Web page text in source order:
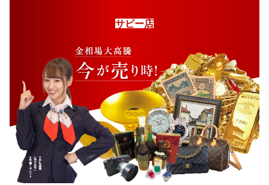
サピー店